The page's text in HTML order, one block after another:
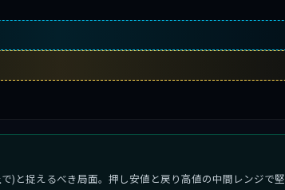
)と捉えるべき局面。押し安値と戻り高値の中間レンジで